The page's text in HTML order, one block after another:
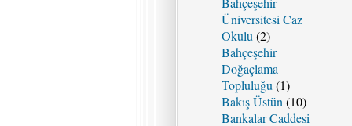
Üniversitesi Caz
Okulu (2)
Bahçeşehir
Doğaçlama
Topluluğu (1)
Bakış Üstün (10)
Bankalar Caddesi